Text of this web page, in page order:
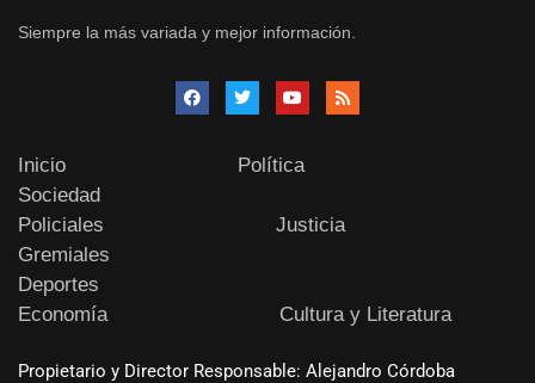
Siempre la más variada y mejor información.
Inicio
Política
Sociedad
Policiales
Justicia
Gremiales
Deportes
Economía
Cultura y Literatura
Propietario y Director Responsable: Alejandro Córdoba